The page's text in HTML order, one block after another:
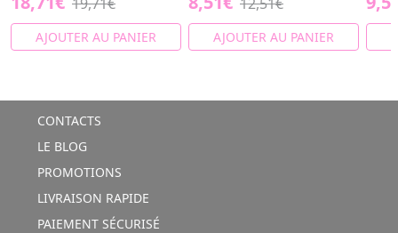
AJOUTER AU PANIER AJOUTER AU PANIER
CONTACTS
LE BLOG
PROMOTIONS
LIVRAISON RAPIDE
PAIEMENT SÉCURISÉ